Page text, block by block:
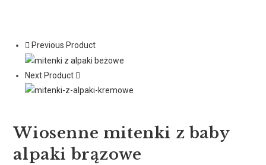
Previous Product
Next Product
Wiosenne mitenki z baby
alpaki brązowe